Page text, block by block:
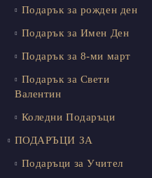
Подарък за рожден ден
Подарък за Имен Ден
Подарък за 8-ми март
Подарък за Свети
Валентин
Коледни Подаръци
ПОДАРЪЦИ ЗА
Подаръци за Учител